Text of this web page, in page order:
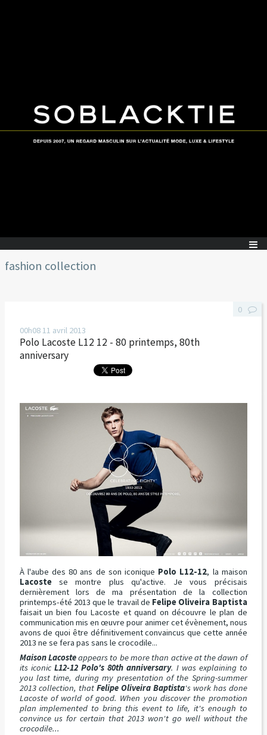
fashion collection
00h0811 avril 2013
Polo Lacoste L12 12 - 80 printemps, 80th
anniversary
À l'aube des 80 ans de son iconique Polo L12-12, la maison
Lacostese montre plus qu'active. Je vous précisais
dernièrement lors de ma présentation de la collection
printemps-été 2013 que le travail de Felipe Oliveira Baptista
faisait un bien fou Lacoste et quand on découvre le plan de
communication mis en œuvre pour animer cet évènement, nous
avons de quoi être définitivement convaincus que cette année
2013 ne se fera pas sans le crocodile...
Maison Lacosteappears to be more than active at the dawn of
its iconic L12-12 Polo's 80th anniversary. I was explaining to
you last time, during my presentation of the Spring-summer
2013 collection, that Felipe Oliveira Baptista's work has done
Lacoste of world of good. When you discover the promotion
plan implemented to bring this event to life, it's enough to
convince us for certain that 2013 won't go well without the
crocodile...
0